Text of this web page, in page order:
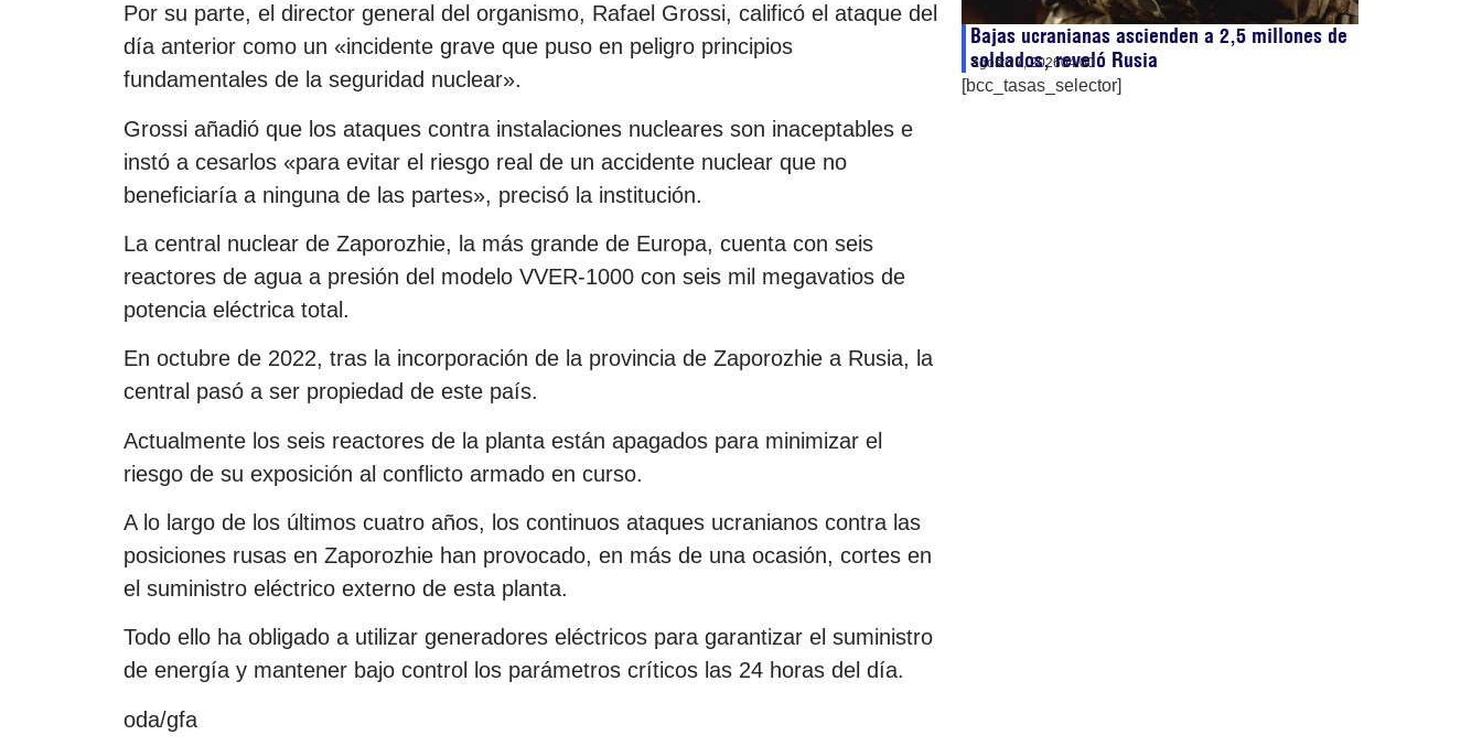
Por su parte, el director general del organismo, Rafael Grossi, calificó el ataque del
día anterior como un «incidente grave que puso en peligro principios
fundamentales de la seguridad nuclear».
Grossi añadió que los ataques contra instalaciones nucleares son inaceptables e
instó a cesarlos «para evitar el riesgo real de un accidente nuclear que no
beneficiaría a ninguna de las partes», precisó la institución.
La central nuclear de Zaporozhie, la más grande de Europa, cuenta con seis
reactores de agua a presión del modelo VVER-1000 con seis mil megavatios de
potencia eléctrica total.
En octubre de 2022, tras la incorporación de la provincia de Zaporozhie a Rusia, la
central pasó a ser propiedad de este país.
Actualmente los seis reactores de la planta están apagados para minimizar el
riesgo de su exposición al conflicto armado en curso.
A lo largo de los últimos cuatro años, los continuos ataques ucranianos contra las
posiciones rusas en Zaporozhie han provocado, en más de una ocasión, cortes en
el suministro eléctrico externo de esta planta.
Todo ello ha obligado a utilizar generadores eléctricos para garantizar el suministro
de energía y mantener bajo control los parámetros críticos las 24 horas del día.
oda/gfa
Bajas ucranianas ascienden a 2,5 millones de
soldados, reveló Rusia
agosto 7, 202604:00
[bcc_tasas_selector]